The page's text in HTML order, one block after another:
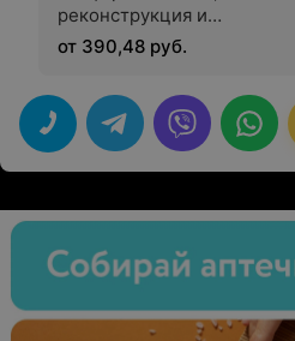
реконструкция и
омоложение области век (2
от 390,48 руб.